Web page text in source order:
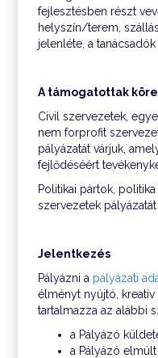
fejlesztésben részt
helyszín/terem,
jelenléte, a
A támogatottak köre
Civil szervezetek,
nem forprofit
pályázatát várjuk,
fejlődéséért
Politikai pártok,
szervezetek
Jelentkezés
Pályázni a pályázati
élményt nyújtó,
tartalmazza az alábbi
a Pályázó
a Pályázó